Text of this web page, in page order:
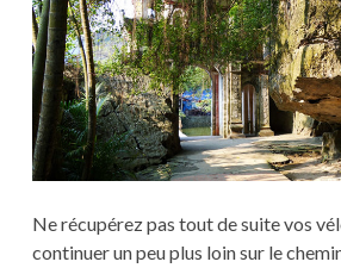
Ne récupérez pas tout de suite vos
continuer un peu plus loin sur le